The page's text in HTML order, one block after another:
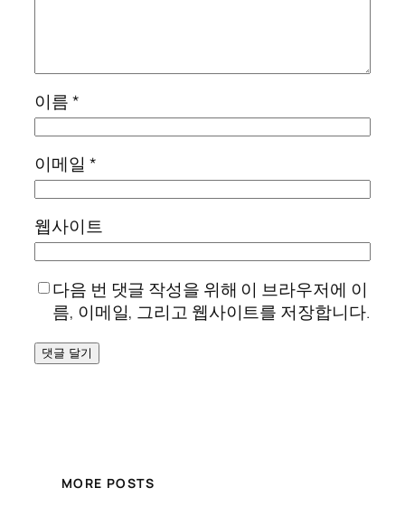
이름*
이메일 *
웹사이트
다음 번 댓글 작성을 위해 이 브라우저에 이
름, 이메일, 그리고 웹사이트를 저장합니다.
MORE POSTS